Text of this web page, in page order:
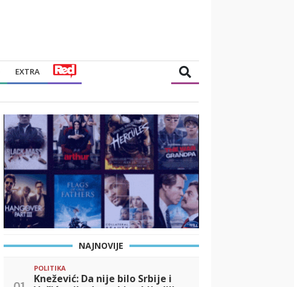
EXTRA
NAJNOVIJE
POLITIKA
Knežević: Da nije bilo Srbije i